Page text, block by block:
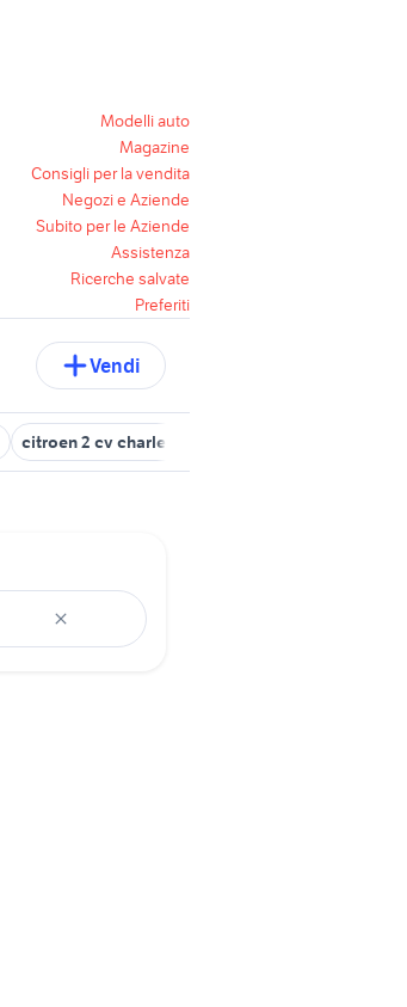
Modelli auto
Magazine
Consigli per la vendita
Negozi e Aziende
Subito per le Aziende
Assistenza
Ricerche salvate
Preferiti
Vendi
citroen 2 cv charleston auto